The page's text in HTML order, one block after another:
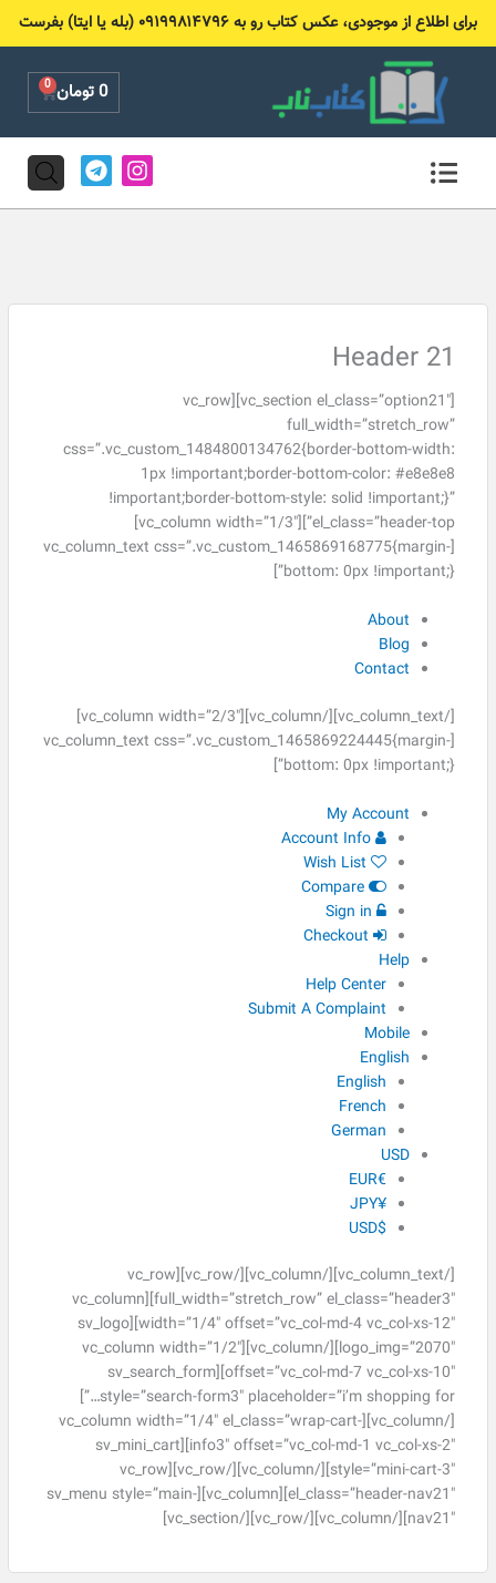
برای اطلاع از موجودی، عکس کتاب رو به ۰۹۱۹۹۸۱۴۷۹۶ (بله یا ایتا) بفرست
0تومان 0
Cart
I
n
s
r
T
e
l
a
Header 21
[vc_section el_class=”option21″][vc_row
full_width=”stretch_row”
css=”.vc_custom_1484800134762{border-bottom-width:
1px !important;border-bottom-color: #e8e8e8
!important;border-bottom-style: solid !important;}”
el_class=”header-top”][vc_column width=”1/3″]
[vc_column_text css=”.vc_custom_1465869168775{margin-
bottom: 0px !important;}”]
About
Blog
Contact
[/vc_column_text][/vc_column][vc_column width=”2/3″]
[vc_column_text css=”.vc_custom_1465869224445{margin-
bottom: 0px !important;}”]
My Account
Account Info
Wish List
Compare
Sign in
Checkout
Help
Help Center
Submit A Complaint
Mobile
English
English
French
German
USD
€EUR
¥JPY
$USD
[/vc_column_text][/vc_column][/vc_row][vc_row
full_width=”stretch_row” el_class=”header3″][vc_column
width=”1/4″ offset=”vc_col-md-4 vc_col-xs-12″][sv_logo
logo_img=”2070″][/vc_column][vc_column width=”1/2″
offset=”vc_col-md-7 vc_col-xs-10″][sv_search_form
style=”search-form3″ placeholder=”i’m shopping for…”]
[/vc_column][vc_column width=”1/4″ el_class=”wrap-cart-
info3″ offset=”vc_col-md-1 vc_col-xs-2″][sv_mini_cart
style=”mini-cart-3″][/vc_column][/vc_row][vc_row
el_class=”header-nav21″][vc_column][sv_menu style=”main-
nav21″][/vc_column][/vc_row][/vc_section]